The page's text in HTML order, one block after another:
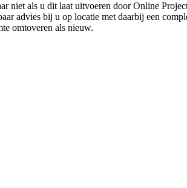
niet als u dit laat uitvoeren door Online
advies bij u op locatie met daarbij een
omtoveren als nieuw.